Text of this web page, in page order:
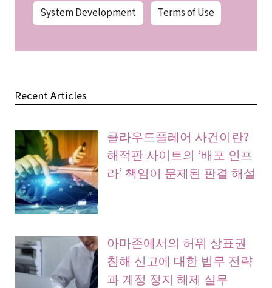
System Development Terms of Use
Recent Articles
클라우드플레어 사건이란?
해적판 사이트의 ‘배포 인프
라’ 책임이 문제된 판결 해설
아마존에서의 허위 상표권
침해 신고에 대한 법무 전략
과 계정 정지 해제 실무